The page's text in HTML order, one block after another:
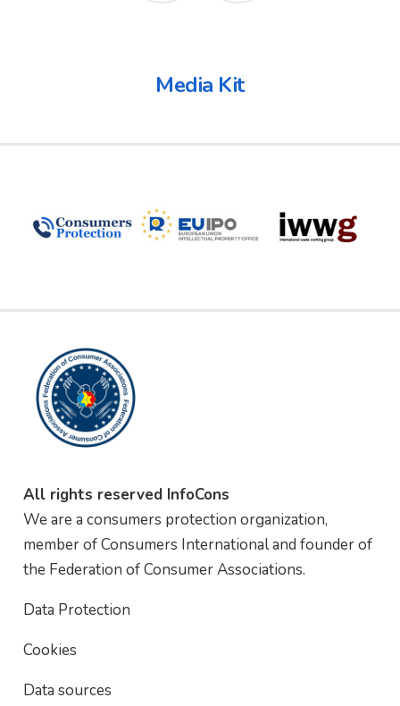
Media Kit
All rights reserved InfoCons
We are a consumers protection organization,
member of Consumers International and founder of
the Federation of Consumer Associations.
Data Protection
Cookies
Data sources